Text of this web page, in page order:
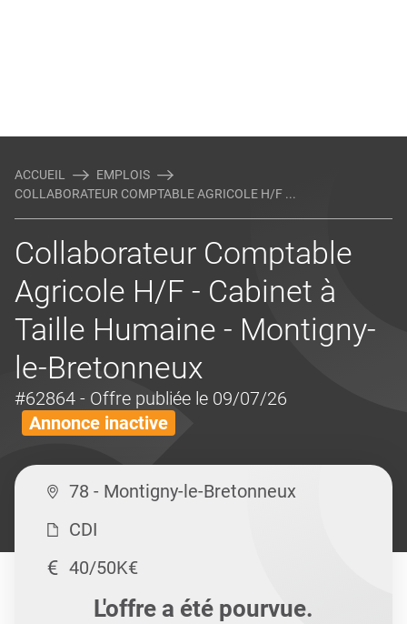
ACCUEIL
EMPLOIS
COLLABORATEUR COMPTABLE AGRICOLE H/F ...
Collaborateur Comptable
Agricole H/F - Cabinet à
Taille Humaine - Montigny-
le-Bretonneux
#62864 - Offre publiée le 09/07/26
Annonce inactive
78 - Montigny-le-Bretonneux
CDI
40/50K€
L'offre a été pourvue.